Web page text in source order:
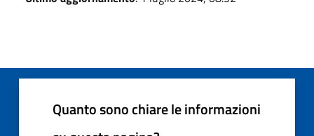
Quanto sono chiare le informazioni